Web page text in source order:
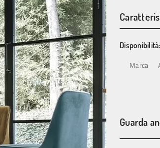
Disponibilità:
Marca
Guarda